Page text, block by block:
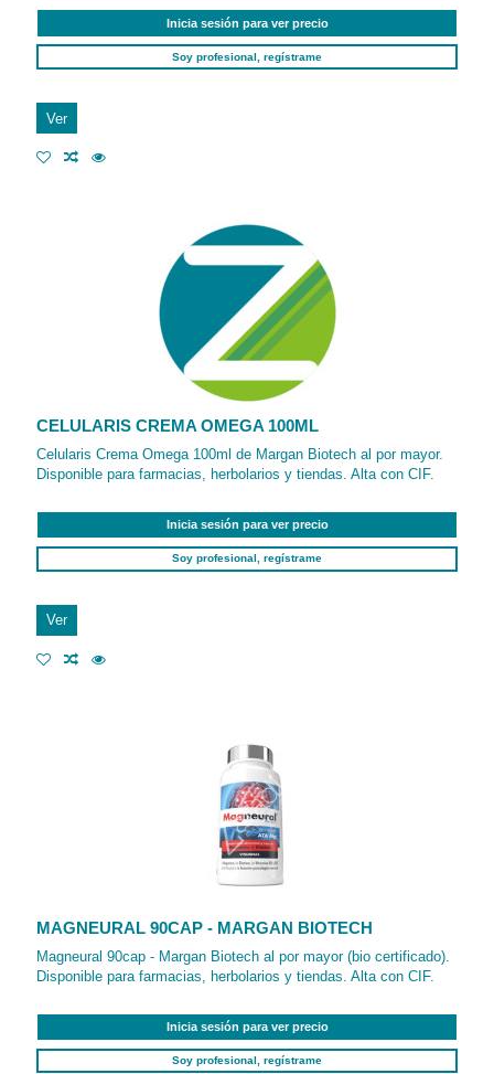
Inicia sesión para ver precio
Soy profesional, regístrame
Ver
CELULARIS CREMA OMEGA 100ML
Celularis Crema Omega 100ml de Margan Biotech al por mayor.
Disponible para farmacias, herbolarios y tiendas. Alta con CIF.
Inicia sesión para ver precio
Soy profesional, regístrame
Ver
MAGNEURAL 90CAP - MARGAN BIOTECH
Magneural 90cap - Margan Biotech al por mayor (bio certificado).
Disponible para farmacias, herbolarios y tiendas. Alta con CIF.
Inicia sesión para ver precio
Soy profesional, regístrame